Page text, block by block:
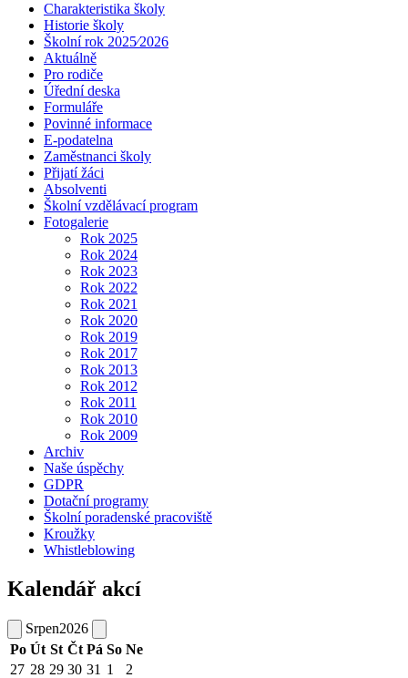
Charakteristika školy
Historie školy
Školní rok 2025⁄2026
Aktuálně
Pro rodiče
Úřední deska
Formuláře
Povinné informace
E-podatelna
Zaměstnanci školy
Přijatí žáci
Absolventi
Školní vzdělávací program
Fotogalerie
Rok 2025
Rok 2024
Rok 2023
Rok 2022
Rok 2021
Rok 2020
Rok 2019
Rok 2017
Rok 2013
Rok 2012
Rok 2011
Rok 2010
Rok 2009
Archiv
Naše úspěchy
GDPR
Dotační programy
Školní poradenské pracoviště
Kroužky
Whistleblowing
Kalendář akcí
Srpen2026
Po Út St Čt Pá So Ne
27 28 29 30 31 1
2